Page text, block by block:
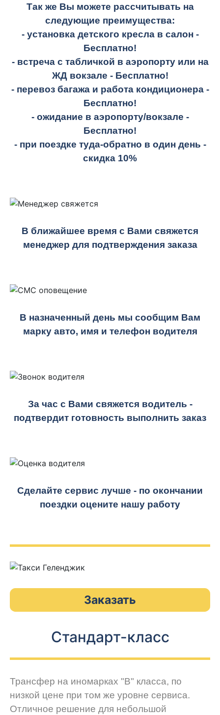
Так же Вы можете рассчитывать на
следующие преимущества:
- установка детского кресла в салон -
Бесплатно!
- встреча с табличкой в аэропорту или на
ЖД вокзале - Бесплатно!
- перевоз багажа и работа кондиционера -
Бесплатно!
- ожидание в аэропорту/вокзале -
Бесплатно!
- при поездке туда-обратно в один день -
скидка 10%
В ближайшее время с Вами свяжется
менеджер для подтверждения заказа
В назначенный день мы сообщим Вам
марку авто, имя и телефон водителя
За час с Вами свяжется водитель -
подтвердит готовность выполнить заказ
Сделайте сервис лучше - по окончании
поездки оцените нашу работу
Заказать
Стандарт-класс
Трансфер на иномарках "В" класса, по
низкой цене при том же уровне сервиса.
Отличное решение для небольшой